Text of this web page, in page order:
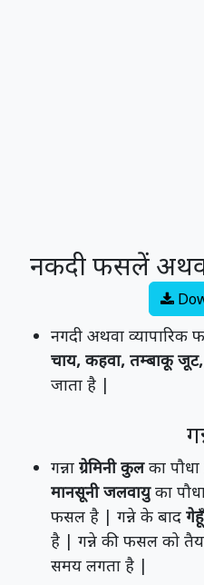
नकदी फसलें
नगदी अथवा व्यापारिक
चाय, कहवा, तम्बाकू
जाता है |
गन्ना ग्रेमिनी कुलका
मानसूनी जलवायुका
फसल है | गन्ने के बाद
है | गन्ने की फसल को
समय लगता है |